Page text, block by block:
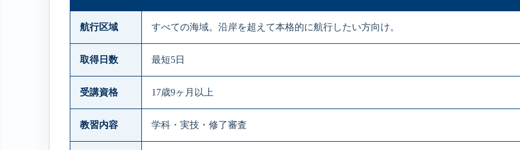
航行区域 すべての海域。沿岸を超えて本格的に航行したい方向け。
取得日数 最短5日
受講資格 17歳9ヶ月以上
教習内容 学科・実技・修了審査